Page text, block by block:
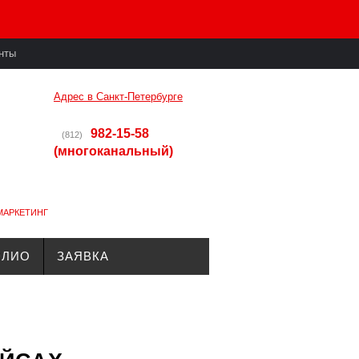
Адрес в Санкт-Петербурге
(812)
982-15-58
(многоканальный)
ЗАЯВКА